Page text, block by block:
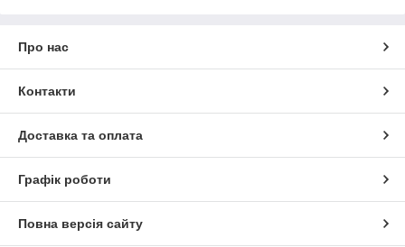
Про нас
Контакти
Доставка та оплата
Графік роботи
Повна версія сайту